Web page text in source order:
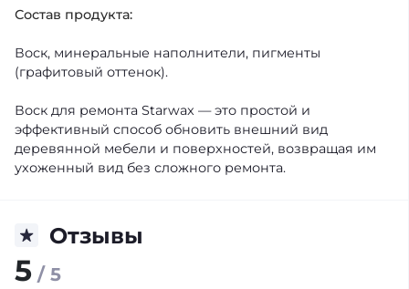
Состав продукта:
Воск, минеральные наполнители, пигменты
(графитовый оттенок).
Воск для ремонта Starwax — это простой и
эффективный способ обновить внешний вид
деревянной мебели и поверхностей, возвращая им
ухоженный вид без сложного ремонта.
Отзывы
5 / 5